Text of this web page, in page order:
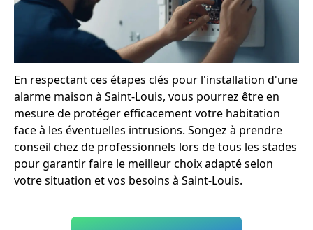
En respectant ces étapes clés pour l'installation d'une
alarme maison à Saint-Louis, vous pourrez être en
mesure de protéger efficacement votre habitation
face à les éventuelles intrusions. Songez à prendre
conseil chez de professionnels lors de tous les stades
pour garantir faire le meilleur choix adapté selon
votre situation et vos besoins à Saint-Louis.